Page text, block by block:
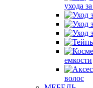
ухода
емкости
волос